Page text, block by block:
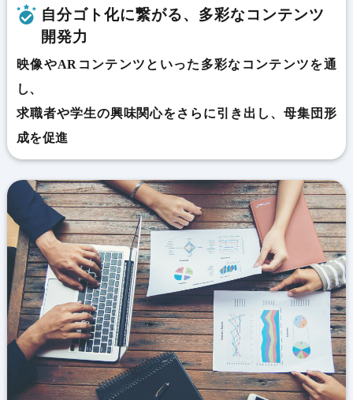
自分ゴト化に繋がる、多彩なコンテンツ
開発力
映像やARコンテンツといった多彩なコンテンツを通
し、
求職者や学生の興味関心をさらに引き出し、母集団形
成を促進